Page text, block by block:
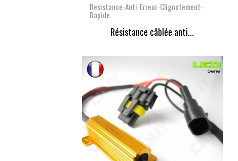
Resistance-Anti-Erreur-Clignotement-
Rapide
Résistance câblée anti...